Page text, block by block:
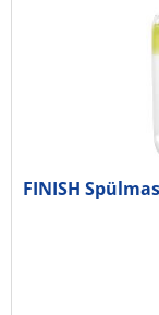
FINISH